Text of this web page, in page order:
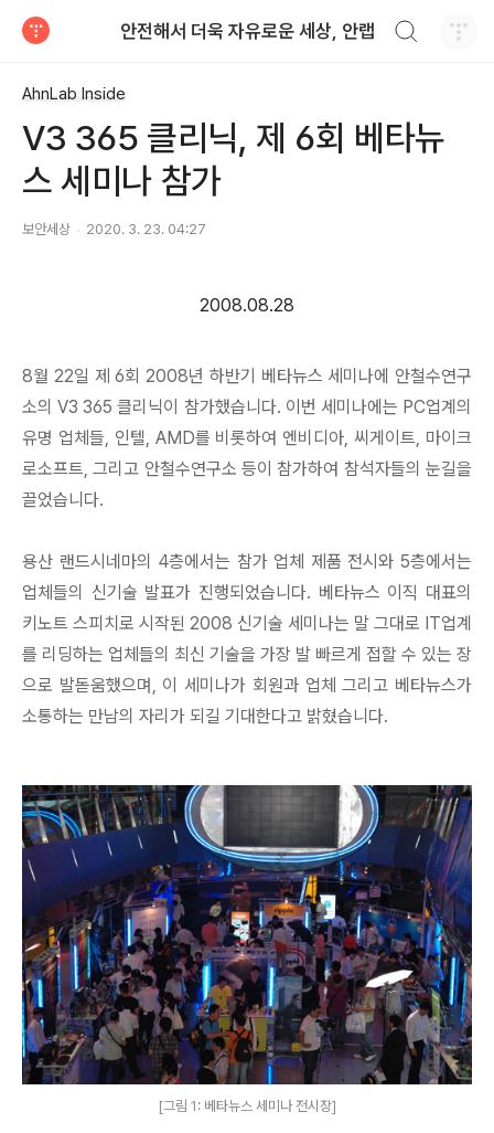
안전해서 더욱 자유로운 세상, 안랩
AhnLab Inside
V3 365 클리닉, 제 6회 베타뉴
스 세미나 참가
보안세상 2020. 3. 23. 04:27
2008.08.28
8월 22일 제 6회 2008년 하반기 베타뉴스 세미나에 안철수연구
소의 V3 365 클리닉이 참가했습니다. 이번 세미나에는 PC업계의
유명 업체들, 인텔, AMD를 비롯하여 엔비디아, 씨게이트, 마이크
로소프트, 그리고 안철수연구소 등이 참가하여 참석자들의 눈길을
끌었습니다.
용산 랜드시네마의 4층에서는 참가 업체 제품 전시와 5층에서는
업체들의 신기술 발표가 진행되었습니다. 베타뉴스 이직 대표의
키노트 스피치로 시작된 2008 신기술 세미나는 말 그대로 IT업계
를 리딩하는 업체들의 최신 기술을 가장 발 빠르게 접할 수 있는 장
으로 발돋움했으며, 이 세미나가 회원과 업체 그리고 베타뉴스가
소통하는 만남의 자리가 되길 기대한다고 밝혔습니다.
[그림 1: 베타뉴스 세미나 전시장]